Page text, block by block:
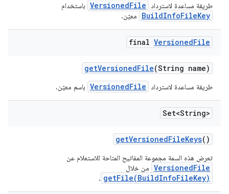
طريقة مساعدة لاسترداد VersionedFile باستخدام
BuildInfoFileKey معيّن.
final VersionedFile
getVersionedFile(String name)
طريقة مساعدة لاسترداد VersionedFile باسم معيّن.
Set<String>
getVersionedFileKeys()
تعرض هذه السمة مجموعة المفاتيح المتاحة للاستعلام عن
VersionedFile من خلال
getFile(BuildInfoFileKey)
.